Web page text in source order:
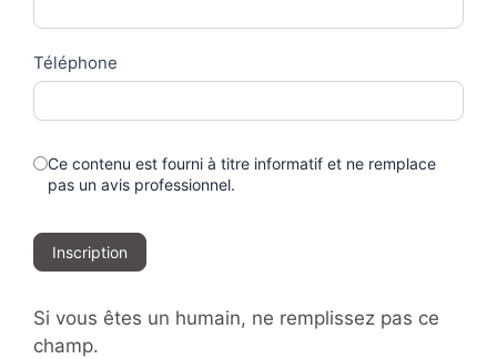
Téléphone
Ce contenu est fourni à titre informatif et ne remplace
pas un avis professionnel.
Inscription
Si vous êtes un humain, ne remplissez pas ce
champ.